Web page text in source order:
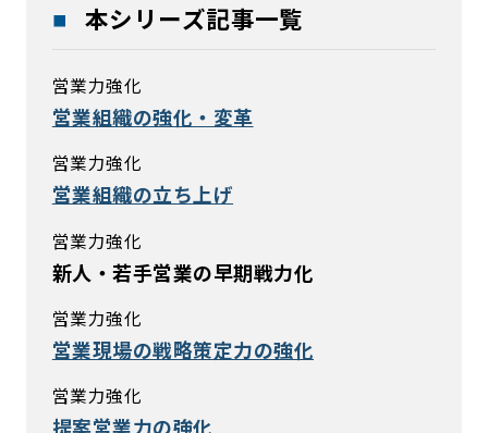
本シリーズ記事一覧
営業力強化
営業組織の強化・変革
営業力強化
営業組織の立ち上げ
営業力強化
新人・若手営業の早期戦力化
営業力強化
営業現場の戦略策定力の強化
営業力強化
提案営業力の強化